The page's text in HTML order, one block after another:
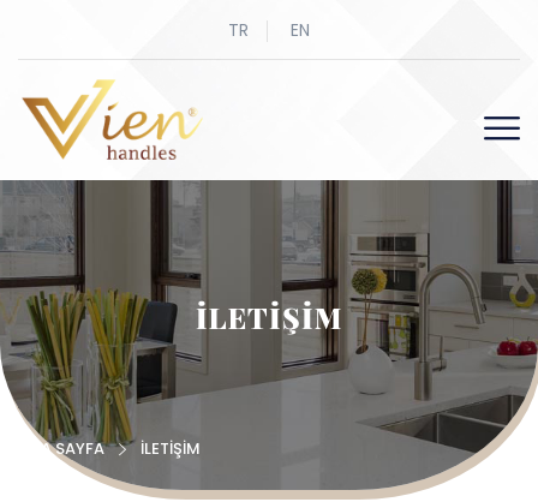
TR EN
İLETİŞİM
ANA SAYFA İLETİŞİM